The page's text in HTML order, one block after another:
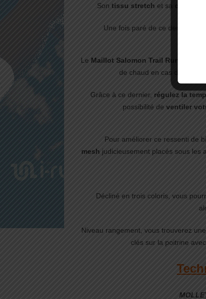
Son tissu stretch et sa
Une fois paré de ce dernier, vos
Le Maillot Salomon Trail Runner
de chaud en cas d’un
Grâce à ce dernier, régulez la
possibilité de ventiler
Pour améliorer ce ressenti de
mesh judicieusement placés sous les
Décliné en trois coloris, vous
Niveau rangement, vous trouverez
clés sur la poitrine